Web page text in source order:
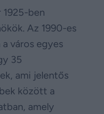
1925-ben
Az 1990-es
város egyes
35
ami jelentős
között a
amely